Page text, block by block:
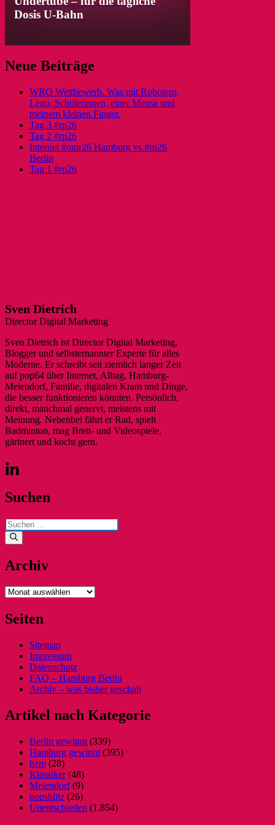
Dosis U-Bahn
Neue Beiträge
WRO Wettbewerb. Was mit Robotern,
Lego, Schülerinnen, einer Mensa und
meinem kleinen Finger.
Tag 3 #rp26
Tag 2 #rp26
Internet #omr26 Hamburg vs #rp26
Berlin
Tag 1 #rp26
Sven Dietrich
Director Digital Marketing
Sven Dietrich ist Director Digital Marketing,
Blogger und selbsternannter Experte für alles
Moderne. Er schreibt seit ziemlich langer Zeit
auf pop64 über Internet, Alltag, Hamburg-
Meiendorf, Familie, digitalen Kram und Dinge,
die besser funktionieren könnten. Persönlich,
direkt, manchmal genervt, meistens mit
Meinung. Nebenbei fährt er Rad, spielt
Badminton, mag Brett- und Videospiele,
gärtnert und kocht gern.
Suchen
Suchen
nach:
Archiv
Archiv
Seiten
Sitemap
Impressum
Datenschutz
FAQ – Hamburg Berlin
Archiv – was bisher geschah
Artikel nach Kategorie
Berlin gewinnt (339)
Hamburg gewinnt (395)
hzm (28)
Klassiker(48)
Meiendorf(9)
popsblitz (26)
Unentschieden (1.854)